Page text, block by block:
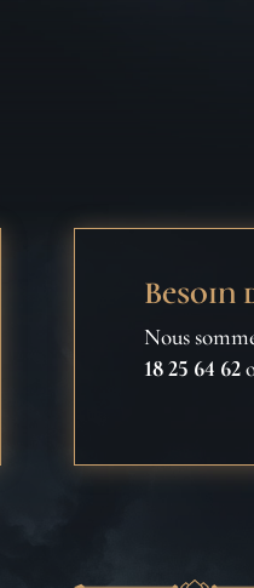
Besoin
Nous
18 25 64 62